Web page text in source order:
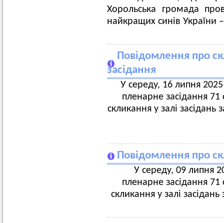
Хорольська громада
найкращих синів України
Повідомлення про
засідання
У середу, 16 липня
пленарне засідання 71
скликання у залі
Повідомлення про
У середу, 09 липня
пленарне засідання 71
скликання у залі